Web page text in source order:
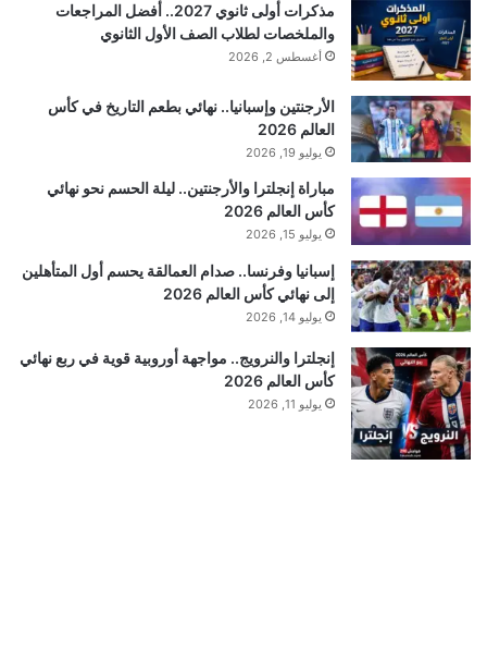
مذكرات أولى ثانوي 2027.. أفضل المراجعات
والملخصات لطلاب الصف الأول الثانوي
أغسطس 2, 2026
الأرجنتين وإسبانيا.. نهائي بطعم التاريخ في كأس
العالم 2026
يوليو 19, 2026
مباراة إنجلترا والأرجنتين.. ليلة الحسم نحو نهائي
كأس العالم 2026
يوليو 15, 2026
إسبانيا وفرنسا.. صدام العمالقة يحسم أول المتأهلين
إلى نهائي كأس العالم 2026
يوليو 14, 2026
إنجلترا والنرويج.. مواجهة أوروبية قوية في ربع نهائي
كأس العالم 2026
يوليو 11, 2026